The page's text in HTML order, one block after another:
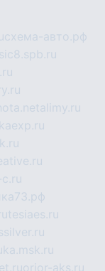
схема-авто.рф
alimy.ru
tesiaes.ru
orior-aks.ru